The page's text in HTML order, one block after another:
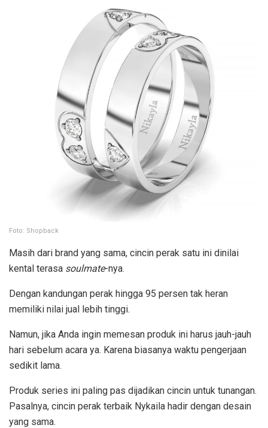
Foto: Shopback
Masih dari brand yang sama, cincin perak satu ini dinilai
kental terasa soulmate-nya.
Dengan kandungan perak hingga 95 persen tak heran
memiliki nilai jual lebih tinggi.
Namun, jika Anda ingin memesan produk ini harus jauh-jauh
hari sebelum acara ya. Karena biasanya waktu pengerjaan
sedikit lama.
Produk series ini paling pas dijadikan cincin untuk tunangan.
Pasalnya, cincin perak terbaik Nykaila hadir dengan desain
yang sama.